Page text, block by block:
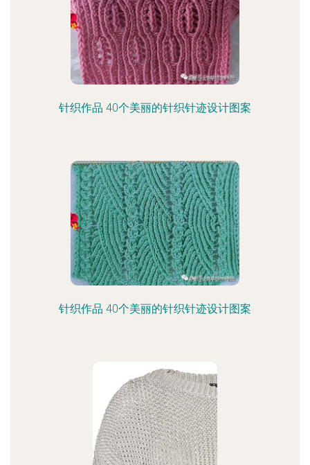
针织作品 40个美丽的针织针迹设计图案
针织作品 40个美丽的针织针迹设计图案